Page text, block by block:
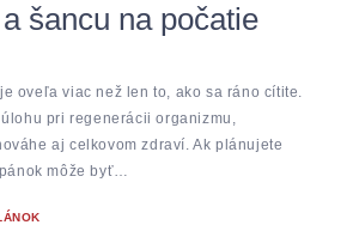
šancu na počatie
oveľa viac než len to, ako sa ráno cítite.
pri regenerácii organizmu,
aj celkovom zdraví. Ak plánujete
môže byť…